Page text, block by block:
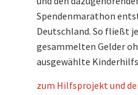
Den Erlös der Auktion
backstage bei seiner
treffen“ leiten wir
Kosten, an
RTL – Wir
Spendenmarathon
Deutschland. So fließt
gesammelten Gelder
ausgewählte
zum Hilfsprojekt und